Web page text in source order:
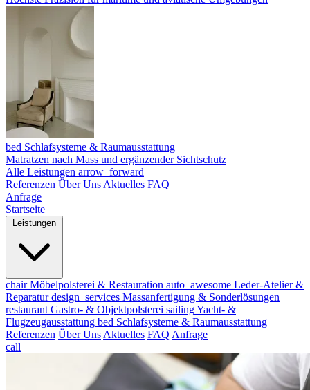
bed Schlafsysteme & Raumausstattung
Matratzen nach Mass und ergänzender Sichtschutz
Alle Leistungen arrow_forward
Referenzen Über Uns Aktuelles FAQ
Anfrage
Startseite
chairMöbelpolsterei & Restauration auto_awesome Leder-Atelier &
Reparaturdesign_services Massanfertigung & Sonderlösungen
restaurant Gastro- & Objektpolsterei sailingYacht- &
Flugzeugausstattung bed Schlafsysteme & Raumausstattung
Referenzen Über Uns Aktuelles FAQ Anfrage
call